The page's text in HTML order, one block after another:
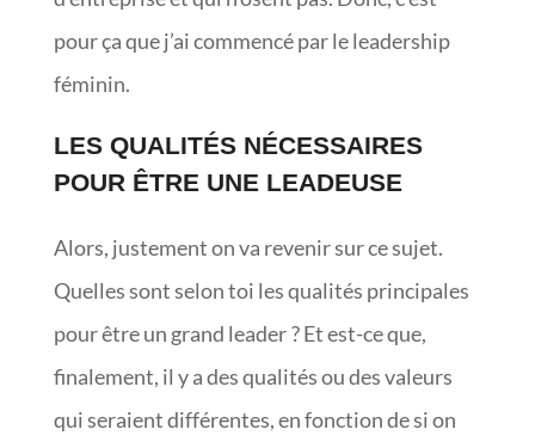
pour ça que j’ai commencé par le leadership
féminin.
LES QUALITÉS NÉCESSAIRES
POUR ÊTRE UNE LEADEUSE
Alors, justement on va revenir sur ce sujet.
Quelles sont selon toi les qualités principales
pour être un grand leader ? Et est-ce que,
finalement, il y a des qualités ou des valeurs
qui seraient différentes, en fonction de si on